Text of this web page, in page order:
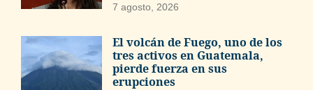
7 agosto, 2026
El volcán de Fuego, uno de los
tres activos en Guatemala,
pierde fuerza en sus
erupciones